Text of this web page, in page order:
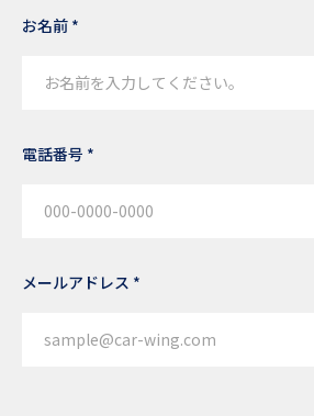
お名前 *
電話番号 *
メールアドレス *